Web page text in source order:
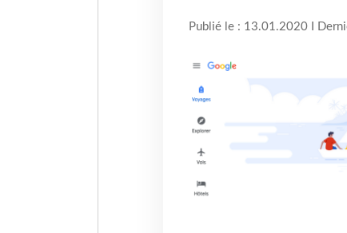
Publié le : 13.01.2020 I